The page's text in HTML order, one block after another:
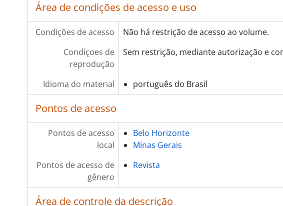
Área de condições de acesso e uso
Condições de acesso
Não há restrição de acesso ao volume.
Condiçoes de
reprodução
Sem restrição, mediante autorização e
Idioma do material português do Brasil
Pontos de acesso
Pontos de acesso
local
Belo Horizonte
Minas Gerais
Pontos de acesso de
gênero
Revista
Área de controle da descrição